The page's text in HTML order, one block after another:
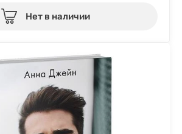
Нет в наличии